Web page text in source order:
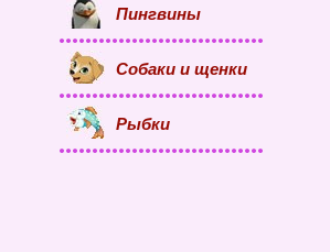
Пингвины
Собаки и щенки
Рыбки